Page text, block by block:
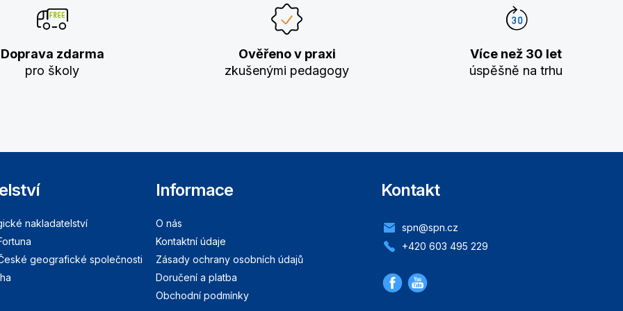
Doprava zdarma
pro školy
Ověřeno v praxi
zkušenými pedagogy
Více než 30 let
úspěšně na trhu
nakladatelství
geografické společnosti
Informace
O nás
Kontaktní údaje
Zásady ochrany osobních údajů
Doručení a platba
Obchodní podmínky
Kontakt
spn@spn.cz
+420 603 495 229